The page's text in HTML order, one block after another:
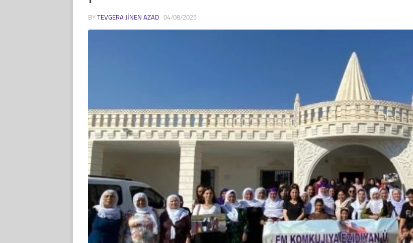
BY TEVGERA JINEN AZAD · 04/08/2025